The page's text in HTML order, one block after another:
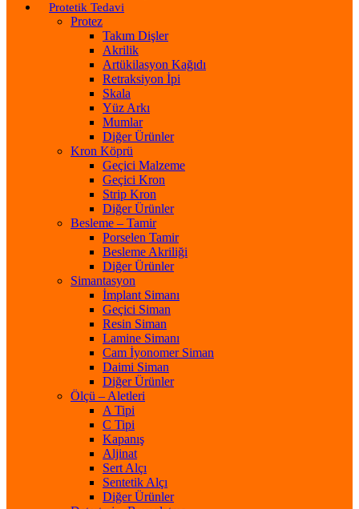
Protetik Tedavi
Protez
Takım Dişler
Akrilik
Artükilasyon Kağıdı
Retraksiyon İpi
Skala
Yüz Arkı
Mumlar
Diğer Ürünler
Kron Köprü
Geçici Malzeme
Geçici Kron
Strip Kron
Diğer Ürünler
Besleme – Tamir
Porselen Tamir
Besleme Akriliği
Diğer Ürünler
Simantasyon
İmplant Simanı
Geçici Siman
Resin Siman
Lamine Simanı
Cam İyonomer Siman
Daimi Siman
Diğer Ürünler
Ölçü – Aletleri
A Tipi
C Tipi
Kapanış
Aljinat
Sert Alçı
Sentetik Alçı
Diğer Ürünler